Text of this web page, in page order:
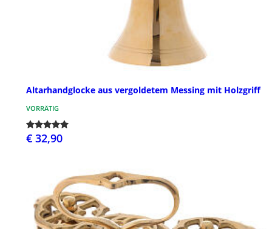
Altarhandglocke aus vergoldetem Messing mit Holzgriff
VORRÄTIG
€ 32,90